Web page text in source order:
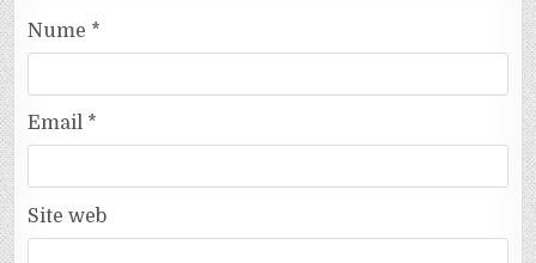
Nume *
Email *
Site web